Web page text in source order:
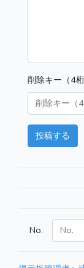
削除キー（4
投稿する
No.